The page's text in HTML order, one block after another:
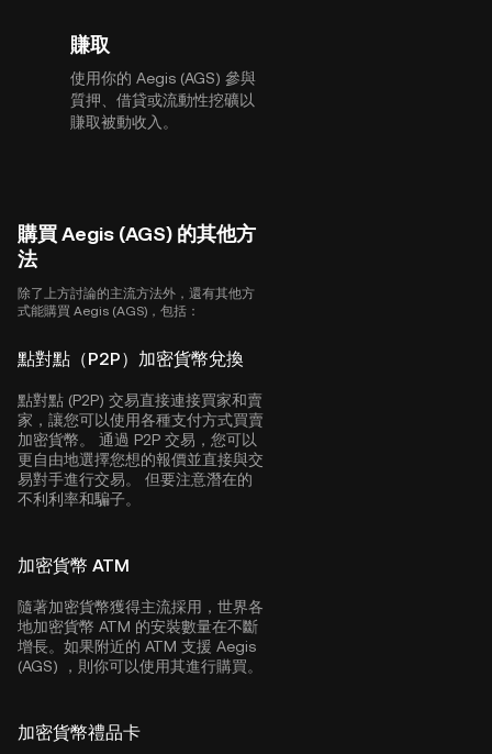
賺取
使用你的 Aegis (AGS) 參與
質押、借貸或流動性挖礦以
賺取被動收入。
購買 Aegis (AGS) 的其他方
法
除了上方討論的主流方法外，還有其他方
式能購買 Aegis (AGS)，包括：
點對點（P2P）加密貨幣兌換
點對點 (P2P) 交易直接連接買家和賣
家，讓您可以使用各種支付方式買賣
加密貨幣。 通過 P2P 交易，您可以
更自由地選擇您想的報價並直接與交
易對手進行交易。 但要注意潛在的
不利利率和騙子。
加密貨幣 ATM
隨著加密貨幣獲得主流採用，世界各
地加密貨幣 ATM 的安裝數量在不斷
增長。如果附近的 ATM 支援 Aegis
(AGS) ，則你可以使用其進行購買。
加密貨幣禮品卡